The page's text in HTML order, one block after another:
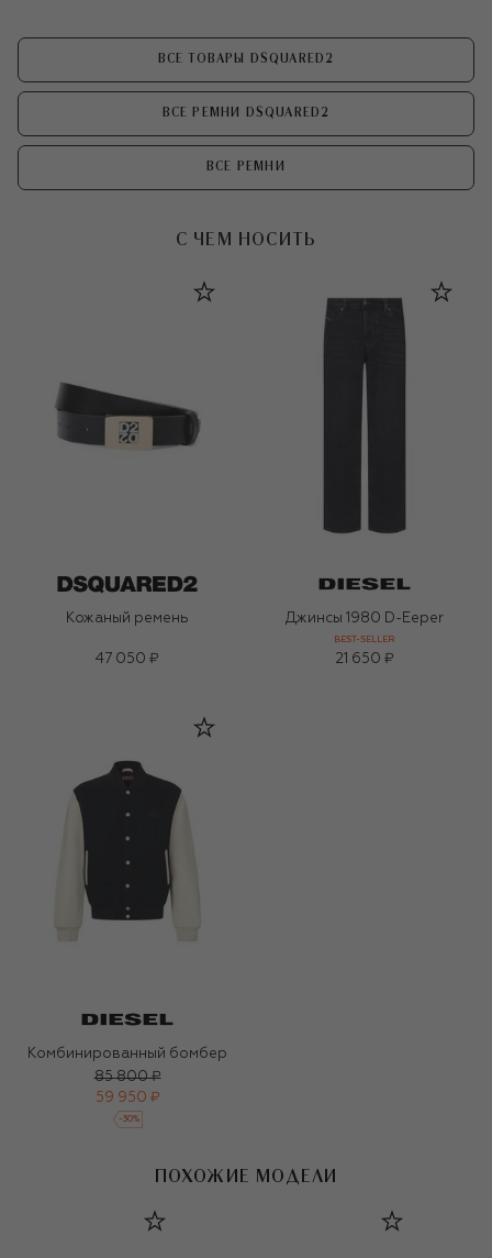
ВСЕ ТОВАРЫ DSQUARED2
ВСЕ РЕМНИ DSQUARED2
ВСЕ РЕМНИ
С ЧЕМ НОСИТЬ
Кожаный ремень
47 050 ₽
Джинсы 1980 D-Eeper
BEST-SELLER
21 650 ₽
Комбинированный бомбер
85 800 ₽
59 950 ₽
-30%
ПОХОЖИЕ МОДЕЛИ